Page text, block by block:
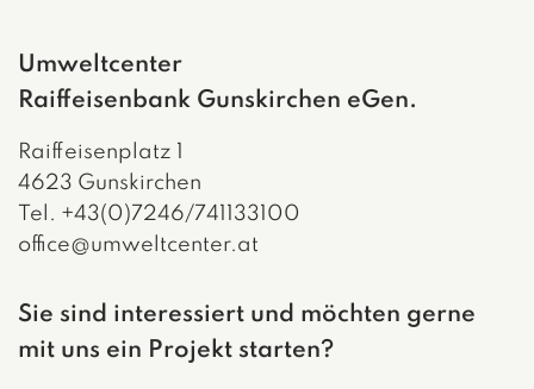
Umweltcenter
Raiffeisenbank Gunskirchen eGen.
Raiffeisenplatz 1
4623 Gunskirchen
Tel. +43(0)7246/741133100
office@umweltcenter.at
Sie sind interessiert und möchten gerne
mit uns ein Projekt starten?